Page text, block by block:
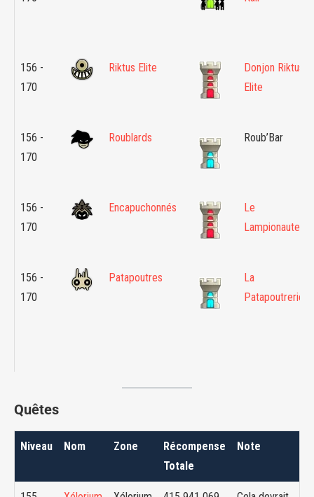
156 -
170
Riktus Elite
Donjon Riktus
Elite
156 -
170
Roublards Roub’Bar
156 -
170
Encapuchonnés
Le
Lampionaute
156 -
170
Patapoutres
La
Patapoutrerie
Quêtes
Niveau Nom Zone
Récompense
Totale
Note